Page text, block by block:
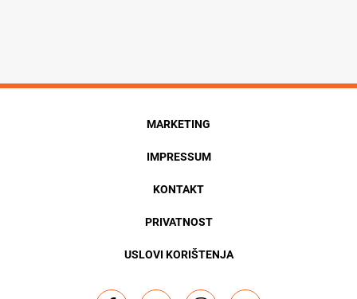
MARKETING
IMPRESSUM
KONTAKT
PRIVATNOST
USLOVI KORIŠTENJA